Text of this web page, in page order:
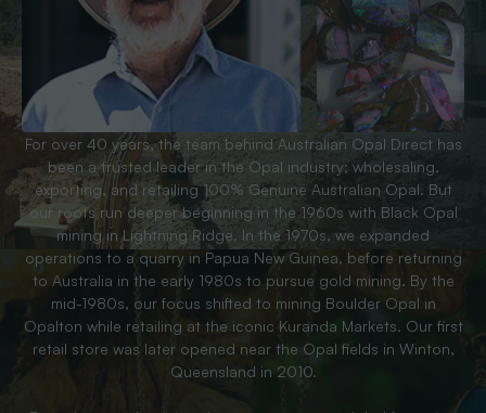
For over 40 years, the team behind Australian Opal Direct has
been a trusted leader in the Opal industry; wholesaling,
exporting, and retailing 100% Genuine Australian Opal. But
our roots run deeper beginning in the 1960s with Black Opal
mining in Lightning Ridge. In the 1970s, we expanded
operations to a quarry in Papua New Guinea, before returning
to Australia in the early 1980s to pursue gold mining. By the
mid-1980s, our focus shifted to mining Boulder Opal in
Opalton while retailing at the iconic Kuranda Markets. Our first
retail store was later opened near the Opal fields in Winton,
Queensland in 2010.